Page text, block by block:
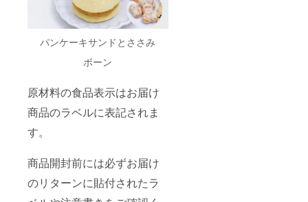
パンケーキサンドとささみ
ボーン
原材料の食品表示はお届け
商品のラベルに表記されま
す。
商品開封前には必ずお届け
のリターンに貼付されたラ